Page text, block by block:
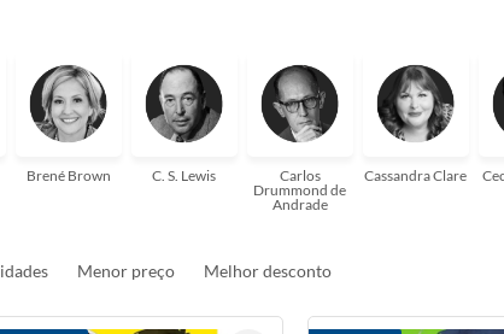
a sua! Tenha certeza, temos o livro perfeito para você!
Brené Brown C. S. Lewis
Carlos
Drummond de
Andrade
Cassandra Clare
Menor preço Melhor desconto